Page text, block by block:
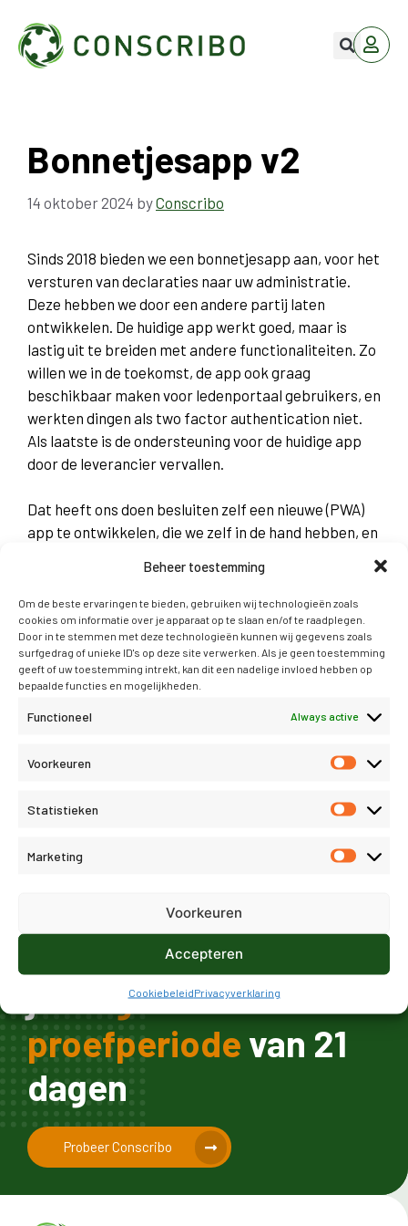
Beheer toestemming
Om de beste ervaringen te bieden, gebruiken wij technologieën zoals
cookies om informatie over je apparaat op te slaan en/of te raadplegen.
Door in te stemmen met deze technologieën kunnen wij gegevens zoals
surfgedrag of unieke ID's op deze site verwerken. Als je geen toestemming
geeft of uw toestemming intrekt, kan dit een nadelige invloed hebben op
bepaalde functies en mogelijkheden.
Functioneel Always active
Voorkeuren
Statistieken
Marketing
Accepteren
Voorkeuren
CookiebeleidPrivacyverklaring
Bonnetjesapp v2
14 oktober 2024 byConscribo
Sinds 2018 bieden we een bonnetjesapp aan, voor het
versturen van declaraties naar uw administratie.
Deze hebben we door een andere partij laten
ontwikkelen. De huidige app werkt goed, maar is
lastig uit te breiden met andere functionaliteiten. Zo
willen we in de toekomst, de app ook graag
beschikbaar maken voor ledenportaal gebruikers, en
werkten dingen als two factor authentication niet.
Als laatste is de ondersteuning voor de huidige app
door de leverancier vervallen.
Dat heeft ons doen besluiten zelf een nieuwe (PWA)
app te ontwikkelen, die we zelf in de hand hebben, en
De nieuwe app is nu al beschikbaar in de Google App
store. De Apple versie volgt binnenkort. Ook kunt u
de app direct bereiken via:
https://bonnetjes.conscribo.nl
Relaties importeren verbeterd
Start vandaag nog
gratis
proefperiode van 21
dagen
Probeer Conscribo